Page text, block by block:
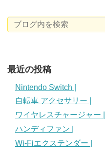
最近の投稿
Nintendo Switch |
自転車 アクセサリー |
ワイヤレスチャージャー |
ハンディファン |
Wi-Fiエクステンダー |